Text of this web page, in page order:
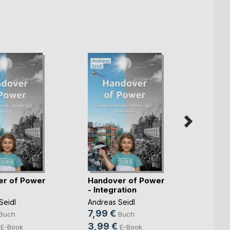
of Power
E-Book
Handover of Power
- Integration
Andreas Seidl
7,99 € Buch
3,99 € E-Book